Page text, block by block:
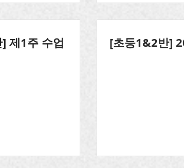
제1주 수업 [초등1&2반]